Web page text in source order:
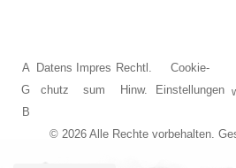
© 2026 Alle Rechte vorbehalten.
A
G
B
Datens
chutz
Impres
sum
Rechtl.
Hinw.
Cookie-
Einstellungen